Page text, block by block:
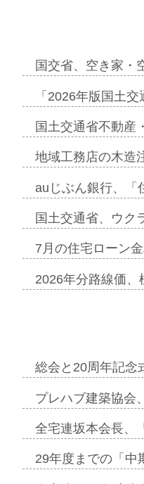
へ=ガーデンカフェ…
開発で初協業=お互…
こどりのコリビング…
価値のある2階建…
ホテル第1弾が開…
ンパス、植栽計画…
府柏原市内で…
で28メートルの…
国交省、空き家・
「2026年版国土
国土交通省不動産
地域工務店の木造
auじぶん銀行、「
国土交通省、ウク
7月の住宅ローン
2026年分路線価
=Nature…
安全性追加=リンナ…
は増収見込む=…
…
総会と20周年記念
プレハブ建築協会
全宅連坂本会長、
29年度までの「